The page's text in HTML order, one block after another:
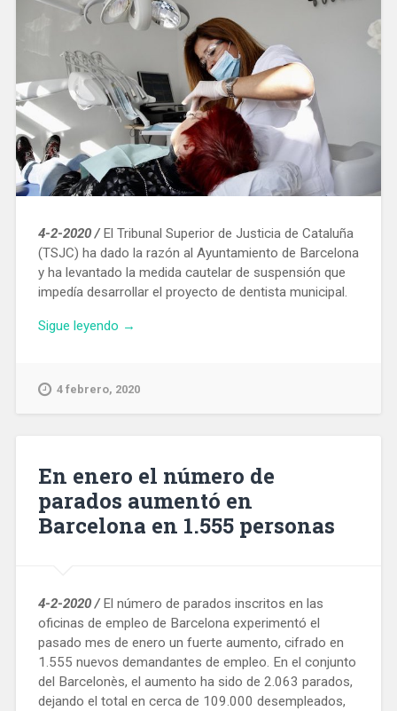
4-2-2020 / El Tribunal Superior de Justicia de Cataluña
(TSJC) ha dado la razón al Ayuntamiento de Barcelona
y ha levantado la medida cautelar de suspensión que
impedía desarrollar el proyecto de dentista municipal.
Sigue leyendo «La
luz
desarrollar
el
servicio
→
4 febrero, 2020
En enero el número de
parados aumentó en
Barcelona en 1.555 personas
4-2-2020 / El número de parados inscritos en las
oficinas de empleo de Barcelona experimentó el
pasado mes de enero un fuerte aumento, cifrado en
1.555 nuevos demandantes de empleo. En el conjunto
del Barcelonès, el aumento ha sido de 2.063 parados,
dejando el total en cerca de 109.000 desempleados,